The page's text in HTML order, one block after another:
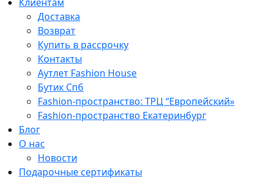
Доставка
Возврат
Купить в рассрочку
Контакты
Аутлет Fashion House
Бутик Спб
Fashion-пространство: ТРЦ “Европейский»
Fashion-пространство Екатеринбург
Блог
О нас
Новости
Подарочные сертификаты